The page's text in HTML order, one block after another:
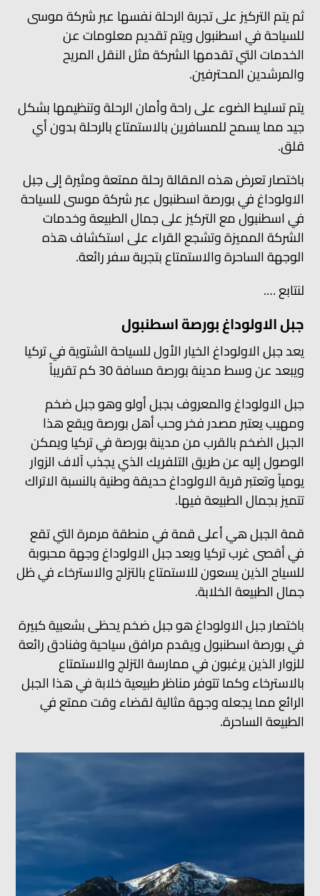
ثم يتم التركيز على تجربة الرحلة نفسها عبر شركة موسى
للسياحة في اسطنبول ويتم تقديم معلومات عن
الخدمات التي تقدمها الشركة مثل النقل المريح
والمرشدين المحترفين.
يتم تسليط الضوء على راحة وأمان الرحلة وتنظيمها بشكل
جيد مما يسمح للمسافرين بالاستمتاع بالرحلة بدون أي
قلق.
باختصار تعرض هذه المقالة رحلة ممتعة ومثيرة إلى جبل
الاولوداغ في بورصة اسطنبول عبر شركة موسى للسياحة
في اسطنبول مع التركيز على جمال الطبيعة وخدمات
الشركة المميزة وتشجع القراء على استكشاف هذه
الوجهة الساحرة والاستمتاع بتجربة سفر رائعة.
لنتابع ….
جبل الاولوداغ بورصة اسطنبول
يعد جبل الاولوداغ الخيار الأول للسياحة الشتوية في تركيا
ويبعد عن وسط مدينة بورصة مسافة 30 كم تقريباً
جبل الاولوداغ والمعروف بجبل أولو وهو جبل ضخم
ومهيب يعتبر مصدر فخر وحب أهل بورصة ويقع هذا
الجبل الضخم بالقرب من مدينة بورصة في تركيا ويمكن
الوصول إليه عن طريق التلفريك الذي يجذب آلاف الزوار
يومياً وتعتبر قرية الاولوداغ حديقة وطنية بالنسبة الاتراك
تتميز بجمال الطبيعة فيها.
قمة الجبل هي أعلى قمة في منطقة مرمرة التي تقع
في أقصى غرب تركيا ويعد جبل الاولوداغ وجهة محبوبة
للسياح الذين يسعون للاستمتاع بالتزلج والاسترخاء في ظل
جمال الطبيعة الخلابة.
باختصار جبل الاولوداغ هو جبل ضخم يحظى بشعبية كبيرة
في بورصة اسطنبول ويقدم مرافق سياحية وفنادق رائعة
للزوار الذين يرغبون في ممارسة التزلج والاستمتاع
بالاسترخاء وكما تتوفر مناظر طبيعية خلابة في هذا الجبل
الرائع مما يجعله وجهة مثالية لقضاء وقت ممتع في
الطبيعة الساحرة.